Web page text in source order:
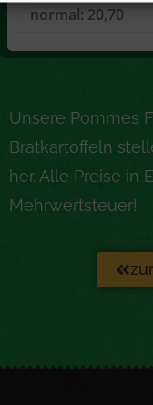
normal: 20,70
Unsere Pommes
Bratkartoffeln
her. Alle Preise in
Mehrwertsteuer!